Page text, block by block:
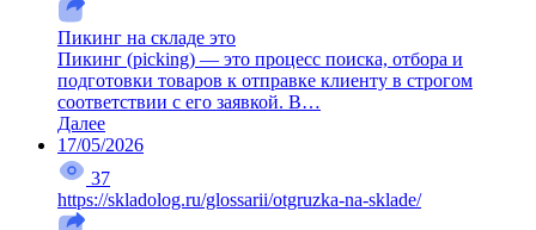
Пикинг на складе это
Пикинг (picking) — это процесс поиска, отбора и
подготовки товаров к отправке клиенту в строгом
соответствии с его заявкой. В…
Далее
17/05/2026
37
https://skladolog.ru/glossarii/otgruzka-na-sklade/